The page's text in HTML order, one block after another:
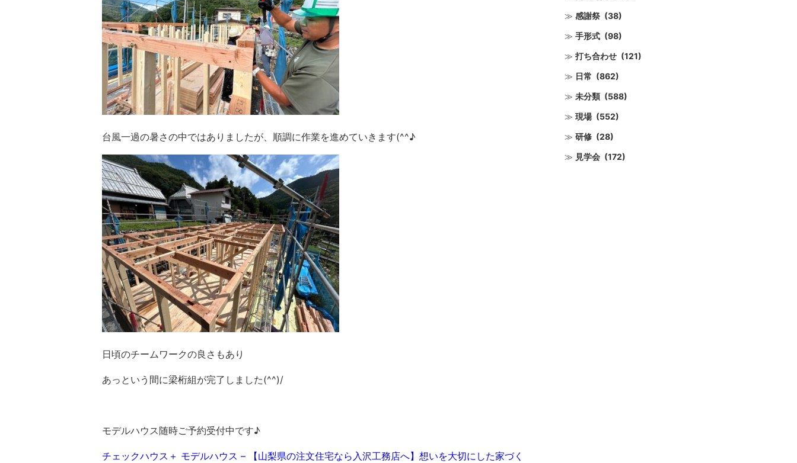
台風一過の暑さの中ではありましたが、順調に作業を進めていきます(^^♪
日頃のチームワークの良さもあり
あっという間に梁桁組が完了しました(^^)/
モデルハウス随時ご予約受付中です♪
チェックハウス＋ モデルハウス – 【山梨県の注文住宅なら入沢工務店へ】想いを大切にした家づく
感謝祭 (38)
手形式 (98)
打ち合わせ (121)
日常 (862)
未分類 (588)
現場 (552)
研修 (28)
見学会 (172)